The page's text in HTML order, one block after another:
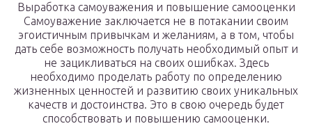
Выработка самоуважения и повышение самооценки
Самоуважение заключается не в потакании своим
эгоистичным привычкам и желаниям, а в том, чтобы
дать себе возможность получать необходимый опыт и
не зацикливаться на своих ошибках. Здесь
необходимо проделать работу по определению
жизненных ценностей и развитию своих уникальных
качеств и достоинства. Это в свою очередь будет
способствовать и повышению самооценки.